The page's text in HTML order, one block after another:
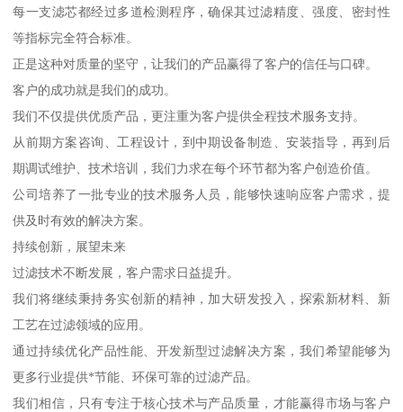
每一支滤芯都经过多道检测程序，确保其过滤精度、强度、密封性
等指标完全符合标准。
正是这种对质量的坚守，让我们的产品赢得了客户的信任与口碑。
客户的成功就是我们的成功。
我们不仅提供优质产品，更注重为客户提供全程技术服务支持。
从前期方案咨询、工程设计，到中期设备制造、安装指导，再到后
期调试维护、技术培训，我们力求在每个环节都为客户创造价值。
公司培养了一批专业的技术服务人员，能够快速响应客户需求，提
供及时有效的解决方案。
持续创新，展望未来
过滤技术不断发展，客户需求日益提升。
我们将继续秉持务实创新的精神，加大研发投入，探索新材料、新
工艺在过滤领域的应用。
通过持续优化产品性能、开发新型过滤解决方案，我们希望能够为
更多行业提供*节能、环保可靠的过滤产品。
我们相信，只有专注于核心技术与产品质量，才能赢得市场与客户